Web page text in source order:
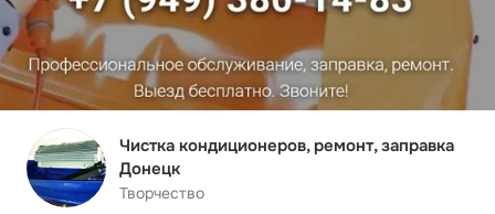
Чистка кондиционеров, ремонт, заправка
Донецк
Творчество